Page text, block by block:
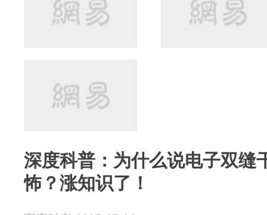
深度科普：为什么说电子双缝
怖？涨知识了！